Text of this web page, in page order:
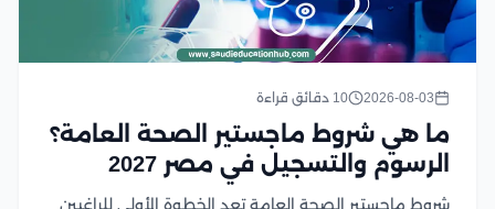
2026-08-03 10 دقائق قراءة
ما هي شروط ماجستير الصحة العامة؟
الرسوم والتسجيل في مصر 2027
شروط ماجستير الصحة العامة تعد الخطوة الأولى للراغبين